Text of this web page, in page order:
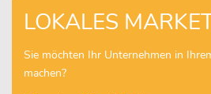
LOKALES
Sie möchten Ihr Unternehmen in
machen?